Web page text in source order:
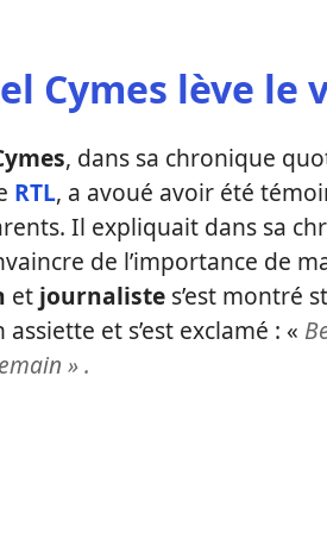
Cymes lève
, dans sa chronique
RTL, a avoué avoir été
Il expliquait dans sa
de l’importance de
et journaliste s’est montré
assiette et s’est exclamé : «
».